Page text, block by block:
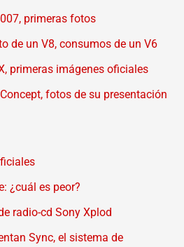
primeras fotos
de un V8, consumos de un V6
primeras imágenes oficiales
fotos de su presentación
¿cuál es peor?
radio-cd Sony Xplod
Sync, el sistema de